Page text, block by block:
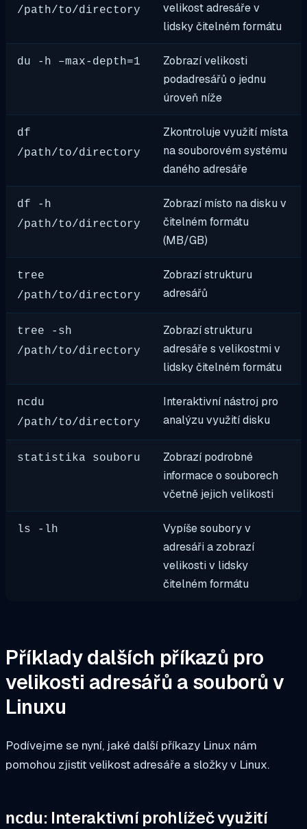
/path/to/directory
velikost adresáře v
lidsky čitelném formátu
du -h –max-depth=1
Zobrazí velikosti
podadresářů o jednu
úroveň níže
df
/path/to/directory
Zkontroluje využití místa
na souborovém systému
daného adresáře
df -h
/path/to/directory
Zobrazí místo na disku v
čitelném formátu
(MB/GB)
tree
/path/to/directory
Zobrazí strukturu
adresářů
tree -sh
/path/to/directory
Zobrazí strukturu
adresáře s velikostmi v
lidsky čitelném formátu
ncdu
/path/to/directory
Interaktivní nástroj pro
analýzu využití disku
statistika souboru
Zobrazí podrobné
informace o souborech
včetně jejich velikosti
ls -lh
Vypíše soubory v
adresáři a zobrazí
velikosti v lidsky
čitelném formátu
Příklady dalších příkazů pro
velikosti adresářů a souborů v
Linuxu
Podívejme se nyní, jaké další příkazy Linux nám
pomohou zjistit velikost adresáře a složky v Linux.
ncdu: Interaktivní prohlížeč využití